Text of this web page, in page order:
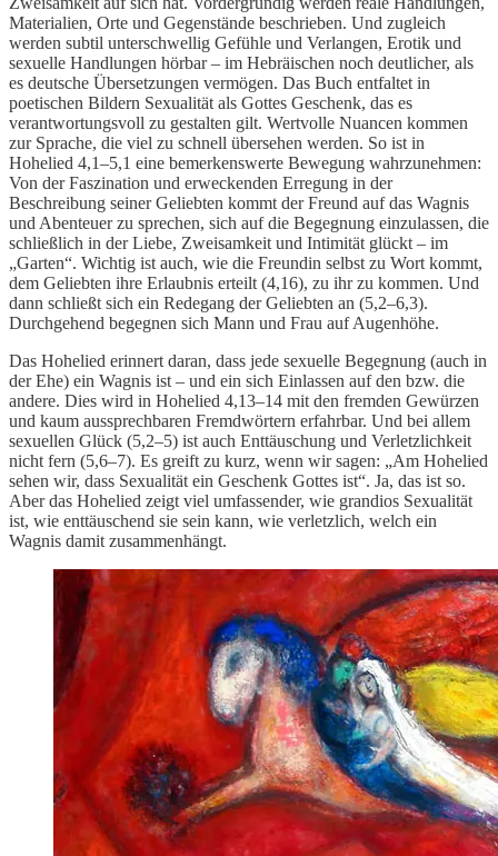
Materialien, Orte und Gegenstände beschrieben. Und zugleich
werden subtil unterschwellig Gefühle und Verlangen, Erotik und
sexuelle Handlungen hörbar – im Hebräischen noch deutlicher, als
es deutsche Übersetzungen vermögen. Das Buch entfaltet in
poetischen Bildern Sexualität als Gottes Geschenk, das es
verantwortungsvoll zu gestalten gilt. Wertvolle Nuancen kommen
zur Sprache, die viel zu schnell übersehen werden. So ist in
Hohelied 4,1–5,1 eine bemerkenswerte Bewegung wahrzunehmen:
Von der Faszination und erweckenden Erregung in der
Beschreibung seiner Geliebten kommt der Freund auf das Wagnis
und Abenteuer zu sprechen, sich auf die Begegnung einzulassen, die
schließlich in der Liebe, Zweisamkeit und Intimität glückt – im
„Garten“. Wichtig ist auch, wie die Freundin selbst zu Wort kommt,
dem Geliebten ihre Erlaubnis erteilt (4,16), zu ihr zu kommen. Und
dann schließt sich ein Redegang der Geliebten an (5,2–6,3).
Durchgehend begegnen sich Mann und Frau auf Augenhöhe.
Das Hohelied erinnert daran, dass jede sexuelle Begegnung (auch in
der Ehe) ein Wagnis ist – und ein sich Einlassen auf den bzw. die
andere. Dies wird in Hohelied 4,13–14 mit den fremden Gewürzen
und kaum aussprechbaren Fremdwörtern erfahrbar. Und bei allem
sexuellen Glück (5,2–5) ist auch Enttäuschung und Verletzlichkeit
nicht fern (5,6–7). Es greift zu kurz, wenn wir sagen: „Am Hohelied
sehen wir, dass Sexualität ein Geschenk Gottes ist“. Ja, das ist so.
Aber das Hohelied zeigt viel umfassender, wie grandios Sexualität
ist, wie enttäuschend sie sein kann, wie verletzlich, welch ein
Wagnis damit zusammenhängt.